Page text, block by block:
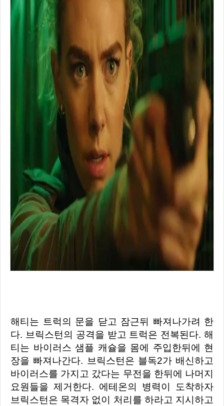
해티는 트럭의 문을 닫고 잠근뒤 빠져나가려 한
다. 브릭스턴의 공격을 받고 트럭은 전복된다. 해
티는 바이러스 샘플 캐슐을 몸에 주입한뒤에 현
장을 빠져나간다. 브릭스턴은 블독2가 배신하고
바이러스를 가지고 갔다는 무전을 한뒤에 나머지
요원들을 제거한다. 에테온의 병력이 도착하자
브릭스턴은 목격자 없이 처리를 하라고 지시하고